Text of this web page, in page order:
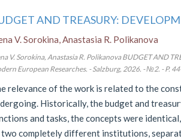
AND TREASURY:
V. Sorokina, Anastasia R. Polikanova
V. Sorokina, Anastasia R. Polikanova BUDGET AND
European Researches. - Salzburg, 2026. - №2. - P.
relevance of the work is related to the
Historically, the budget and
and tasks, the concepts were
completely different institutions,